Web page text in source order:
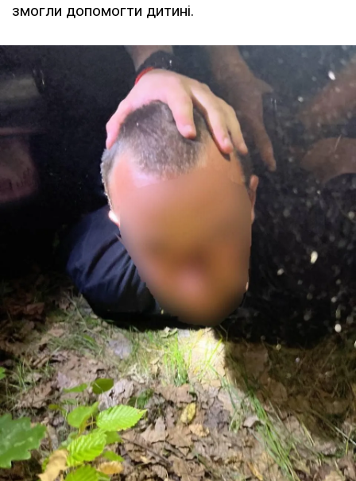
змогли допомогти дитині.